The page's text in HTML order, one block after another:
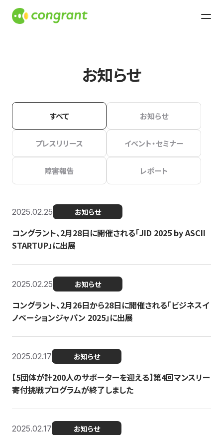
お知らせ
すべて お知らせ
プレスリリース イベント・セミナー
障害報告 レポート
2025.02.25 お知らせ
コングラント、2月28日に開催される「JID 2025 by ASCII
STARTUP」に出展
2025.02.25 お知らせ
コングラント、2月26日から28日に開催される「ビジネスイ
ノベーションジャパン 2025」に出展
2025.02.17 お知らせ
【5団体が計200人のサポーターを迎える】​​第4回マンスリー
寄付挑戦プログラムが終了しました
2025.02.17 お知らせ